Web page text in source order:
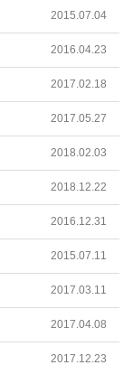
2015.07.04
2016.04.23
2017.02.18
2017.05.27
2018.02.03
2018.12.22
2016.12.31
2015.07.11
2017.03.11
2017.04.08
2017.12.23